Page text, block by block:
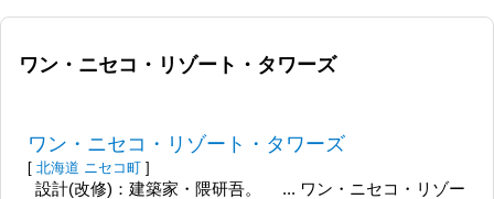
ワン・ニセコ・リゾート・タワーズ
ワン・ニセコ・リゾート・タワーズ
[ 北海道 ニセコ町 ]
設計(改修)：建築家・隈研吾。 ... ワン・ニセコ・リゾー